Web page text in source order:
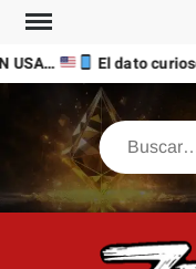
Saltar
contenido
USA… El dato curioso
Buscar